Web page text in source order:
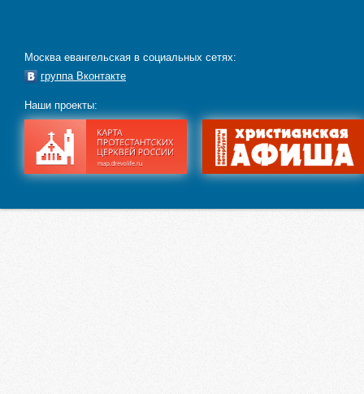
Москва евангельская в социальных сетях:
группа Вконтакте
Наши проекты: